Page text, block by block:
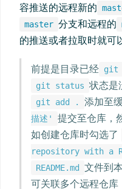
容推送的远程新的
master 分支和远程的
的推送或者拉取时就可
前提是目录已经 git
git status 状态是
git add . 添加至
描述'
提交至仓库，
如创建仓库时勾选了
repository with a
README.md 文件到
可关联多个远程仓